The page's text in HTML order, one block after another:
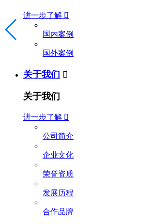
进一步了解 
国内案例
国外案例
关于我们 
关于我们
进一步了解 
公司简介
企业文化
荣誉资质
发展历程
合作品牌